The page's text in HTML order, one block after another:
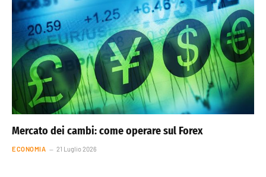
Mercato dei cambi: come operare sul Forex
ECONOMIA 21 Luglio 2026